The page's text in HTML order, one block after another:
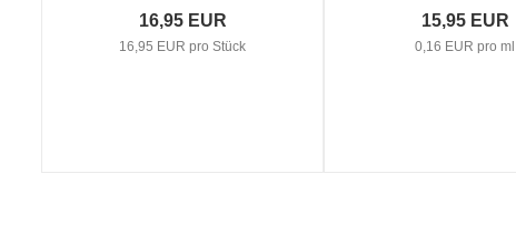
16,95 EUR
16,95 EUR pro Stück
15,95 EUR
0,16 EUR pro ml